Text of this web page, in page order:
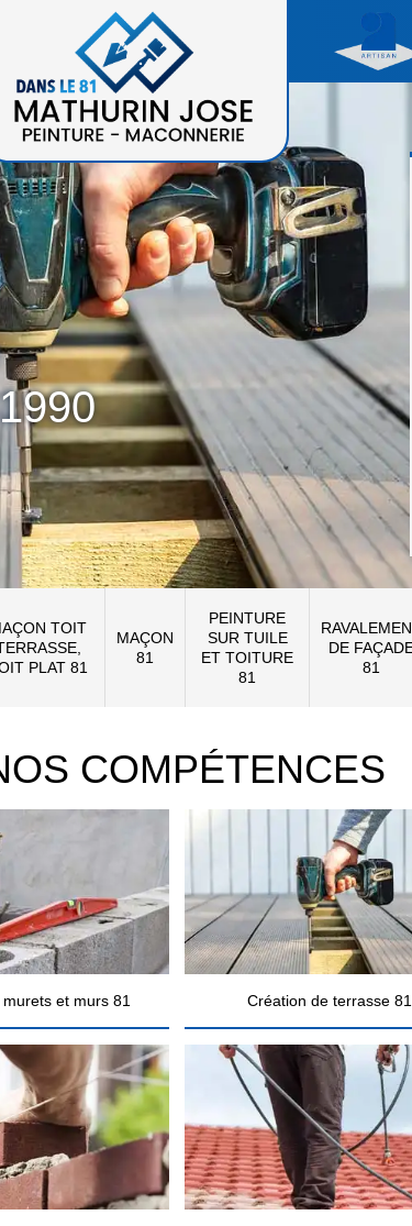
TOIT
PLAT 81
MAÇON
81
PEINTURE
SUR TUILE
ET TOITURE
81
DE
81
COMPÉTENCES
et murs 81 Création de terrasse 81